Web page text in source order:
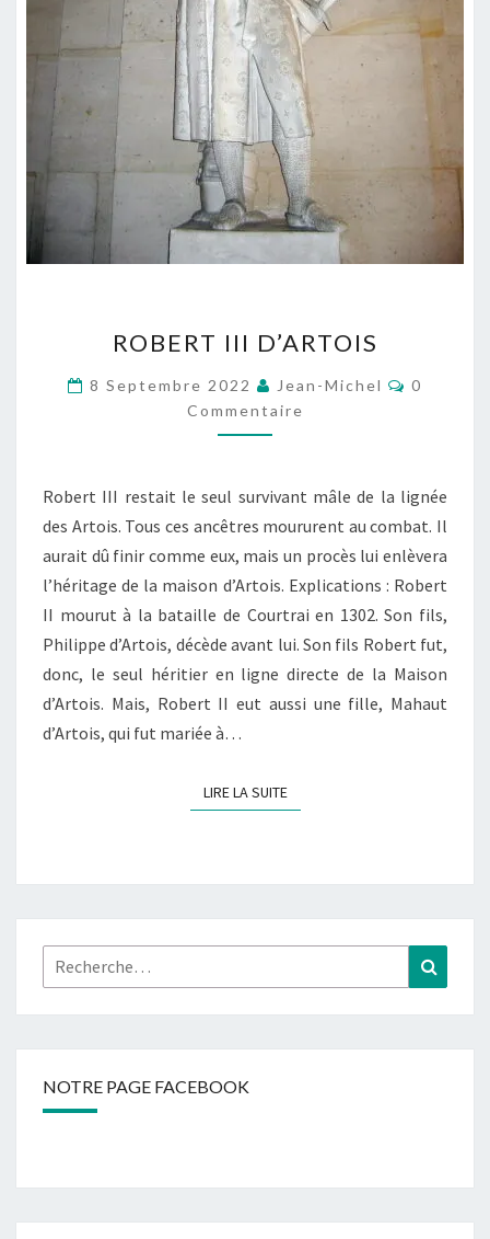
III
D’ARTOIS
ROBERT III D’ARTOIS
8 Septembre 2022 Jean-Michel
0
Commentaire
Robert III restait le seul survivant mâle de la lignée
des Artois. Tous ces ancêtres moururent au combat. Il
aurait dû finir comme eux, mais un procès lui enlèvera
l’héritage de la maison d’Artois. Explications : Robert
II mourut à la bataille de Courtrai en 1302. Son fils,
Philippe d’Artois, décède avant lui. Son fils Robert fut,
donc, le seul héritier en ligne directe de la Maison
d’Artois. Mais, Robert II eut aussi une fille, Mahaut
d’Artois, qui fut mariée à…
LIRE LA SUITELIRE LA SUITE
Rechercher :
NOTRE PAGE FACEBOOK